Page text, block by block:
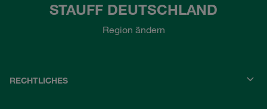
STAUFF DEUTSCHLAND
Region ändern
RECHTLICHES